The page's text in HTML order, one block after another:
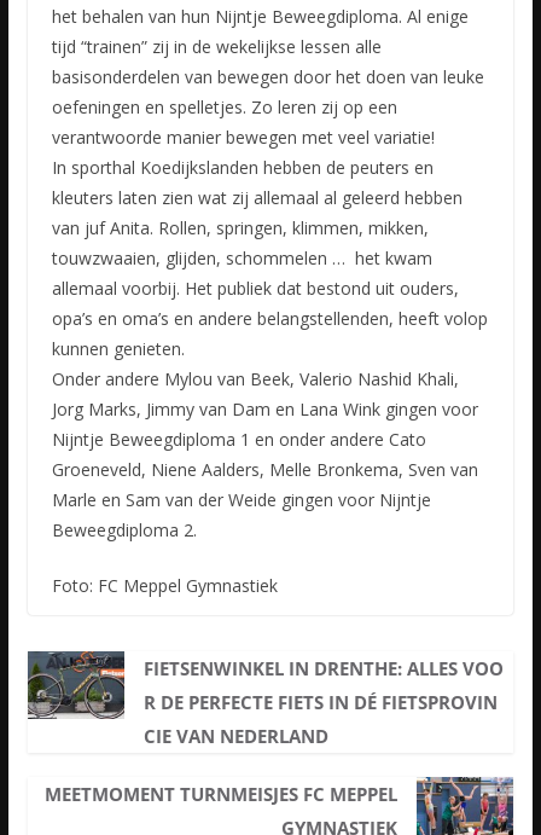
het behalen van hun Nijntje Beweegdiploma. Al enige
tijd “trainen” zij in de wekelijkse lessen alle
basisonderdelen van bewegen door het doen van leuke
oefeningen en spelletjes. Zo leren zij op een
verantwoorde manier bewegen met veel variatie!
In sporthal Koedijkslanden hebben de peuters en
kleuters laten zien wat zij allemaal al geleerd hebben
van juf Anita. Rollen, springen, klimmen, mikken,
touwzwaaien, glijden, schommelen … het kwam
allemaal voorbij. Het publiek dat bestond uit ouders,
opa’s en oma’s en andere belangstellenden, heeft volop
kunnen genieten.
Onder andere Mylou van Beek, Valerio Nashid Khali,
Jorg Marks, Jimmy van Dam en Lana Wink gingen voor
Nijntje Beweegdiploma 1 en onder andere Cato
Groeneveld, Niene Aalders, Melle Bronkema, Sven van
Marle en Sam van der Weide gingen voor Nijntje
Beweegdiploma 2.
Foto: FC Meppel Gymnastiek
FIETSENWINKEL IN DRENTHE: ALLES VOO
R DE PERFECTE FIETS IN DÉ FIETSPROVIN
CIE VAN NEDERLAND
MEETMOMENT TURNMEISJES FC MEPPEL
GYMNASTIEK